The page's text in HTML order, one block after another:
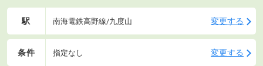
駅 南海電鉄高野線/九度山 変更する
条件 指定なし 変更する